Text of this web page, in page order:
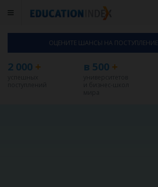
ОЦЕНИТЕ ШАНСЫ НА ПОСТУПЛЕНИЕ
2 000 + в 500 +